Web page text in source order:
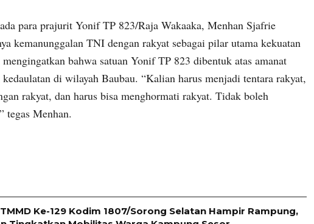
para prajurit Yonif TP 823/Raja Wakaaka, Menhan Sjafrie
kemanunggalan TNI dengan rakyat sebagai pilar utama kekuatan
bahwa satuan Yonif TP 823 dibentuk atas amanat
di wilayah Baubau. “Kalian harus menjadi tentara rakyat,
rakyat, dan harus bisa menghormati rakyat. Tidak boleh
tegas Menhan.
Ke-129 Kodim 1807/Sorong Selatan Hampir Rampung,